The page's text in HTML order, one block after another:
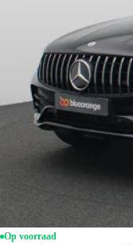
Op voorraad